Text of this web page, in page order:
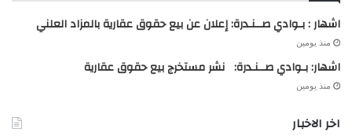
اشهار : بـوادي صــنـدرة: إعلان عن بيع حقوق عقارية بالمزاد العلني
منذ يومين
اشهار: بـوادي صــنـدرة: نشر مستخرج بيع حقوق عقارية
منذ يومين
اخر الاخبار